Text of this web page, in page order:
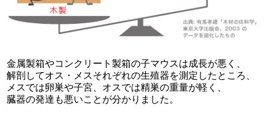
金属製箱やコンクリート製箱の子マウスは成長が悪く、
解剖してオス・メスそれぞれの生殖器を測定したところ、
メスでは卵巣や子宮、オスでは精巣の重量が軽く、
臓器の発達も悪いことが分かりました。